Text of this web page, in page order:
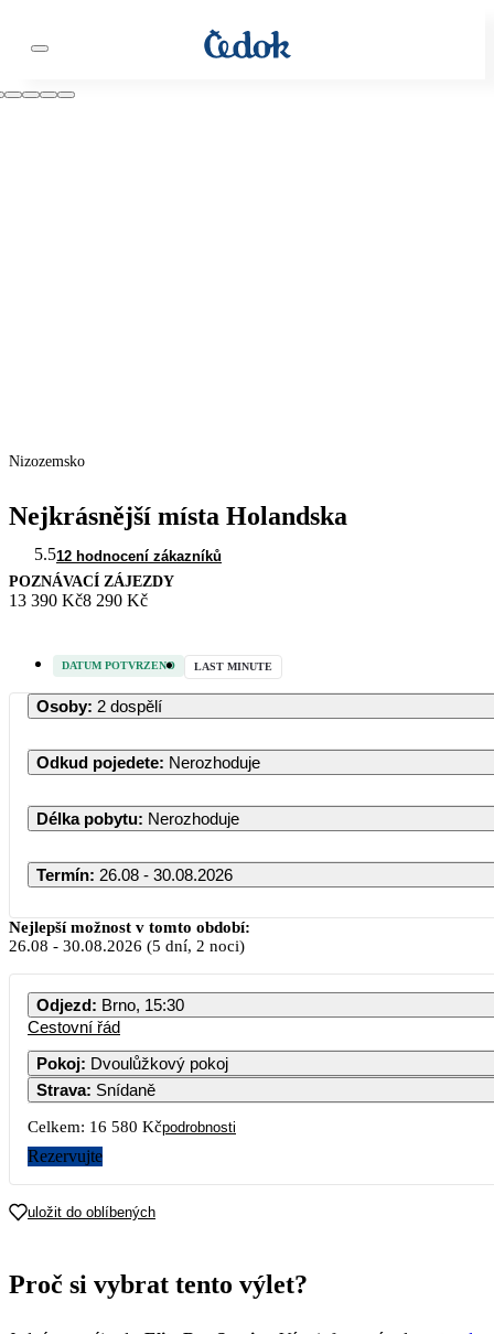
Nizozemsko
Nejkrásnější místa Holandska
5.512 hodnocení zákazníků
POZNÁVACÍ ZÁJEZDY
13 390 Kč8 290 Kč
DATUM POTVRZENO LAST MINUTE
Osoby: 2 dospělí
Odkud pojedete: Nerozhoduje
Délka pobytu: Nerozhoduje
Termín: 26.08 - 30.08.2026
Srpen
PO ÚT ST ČT
Nejlepší možnost v tomto období:
26.08 - 30.08.2026 (5 dní, 2 noci)
Odjezd: Brno, 15:30
Cestovní řád
Pokoj: Dvoulůžkový pokoj
Strava: Snídaně
Celkem: 16 580 Kčpodrobnosti
Rezervujte
uložit do oblíbených
Proč si vybrat tento výlet?